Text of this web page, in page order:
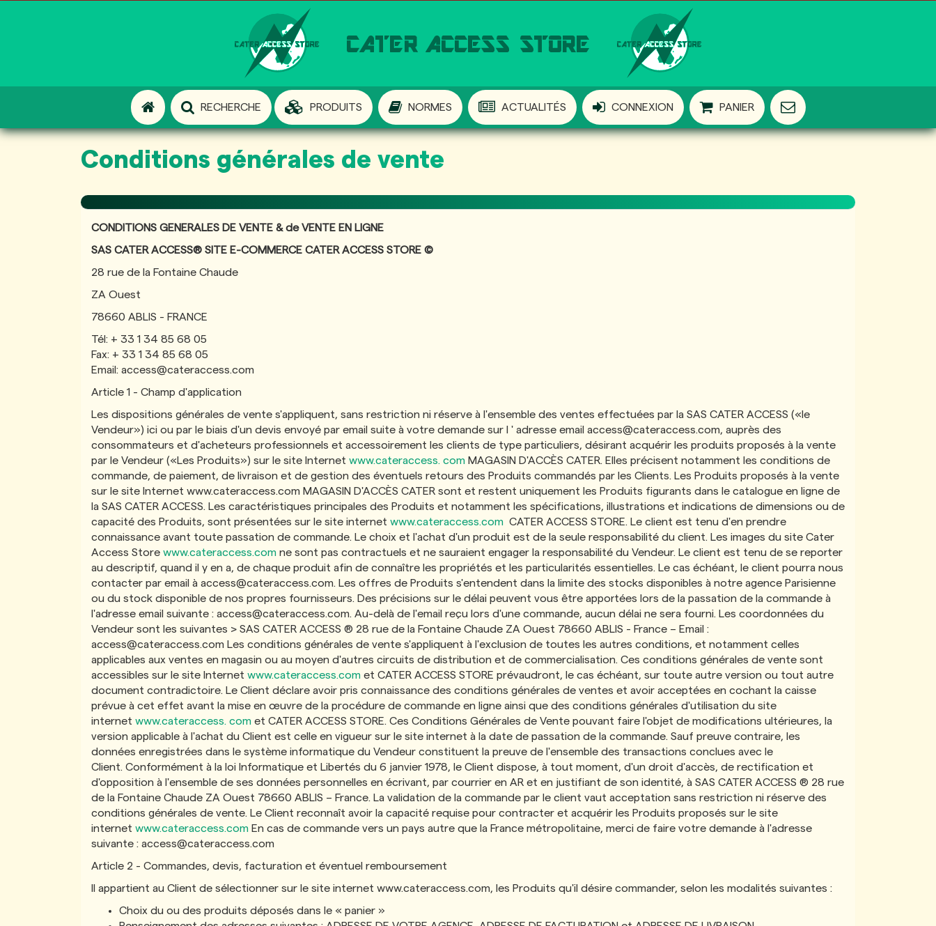
RECHERCHE PRODUITS NORMES ACTUALITÉS CONNEXION PANIER
Conditions générales de vente
CONDITIONS GENERALES DE VENTE & de VENTE EN LIGNE
SAS CATER ACCESS® SITE E-COMMERCE CATER ACCESS STORE ©
28 rue de la Fontaine Chaude
ZA Ouest
78660 ABLIS - FRANCE
Tél: + 33 1 34 85 68 05
Fax: + 33 1 34 85 68 05
Email: access@cateraccess.com
Article 1 - Champ d'application
Les dispositions générales de vente s'appliquent, sans restriction ni réserve à l'ensemble des ventes effectuées par la SAS CATER ACCESS («le
Vendeur») ici ou par le biais d'un devis envoyé par email suite à votre demande sur l ' adresse email access@cateraccess.com, auprès des
consommateurs et d'acheteurs professionnels et accessoirement les clients de type particuliers, désirant acquérir les produits proposés à la vente
par le Vendeur («Les Produits») sur le site Internet www.cateraccess. comMAGASIN D'ACCÈS CATER. Elles précisent notamment les conditions de
commande, de paiement, de livraison et de gestion des éventuels retours des Produits commandés par les Clients. Les Produits proposés à la vente
sur le site Internet www.cateraccess.com MAGASIN D'ACCÈS CATER sont et restent uniquement les Produits figurants dans le catalogue en ligne de
la SAS CATER ACCESS. Les caractéristiques principales des Produits et notamment les spécifications, illustrations et indications de dimensions ou de
capacité des Produits, sont présentées sur le site internet www.cateraccess.comCATER ACCESS STORE. Le client est tenu d'en prendre
connaissance avant toute passation de commande. Le choix et l'achat d'un produit est de la seule responsabilité du client. Les images du site Cater
Access Store www.cateraccess.comne sont pas contractuels et ne sauraient engager la responsabilité du Vendeur. Le client est tenu de se reporter
au descriptif, quand il y en a, de chaque produit afin de connaître les propriétés et les particularités essentielles. Le cas échéant, le client pourra nous
contacter par email à access@cateraccess.com. Les offres de Produits s'entendent dans la limite des stocks disponibles à notre agence Parisienne
ou du stock disponible de nos propres fournisseurs. Des précisions sur le délai peuvent vous être apportées lors de la passation de la commande à
l'adresse email suivante : access@cateraccess.com. Au-delà de l'email reçu lors d'une commande, aucun délai ne sera fourni. Les coordonnées du
Vendeur sont les suivantes > SAS CATER ACCESS ® 28 rue de la Fontaine Chaude ZA Ouest 78660 ABLIS - France – Email :
access@cateraccess.com Les conditions générales de vente s'appliquent à l'exclusion de toutes les autres conditions, et notamment celles
applicables aux ventes en magasin ou au moyen d'autres circuits de distribution et de commercialisation. Ces conditions générales de vente sont
accessibles sur le site Internet www.cateraccess.comet CATER ACCESS STORE prévaudront, le cas échéant, sur toute autre version ou tout autre
document contradictoire. Le Client déclare avoir pris connaissance des conditions générales de ventes et avoir acceptées en cochant la caisse
prévue à cet effet avant la mise en œuvre de la procédure de commande en ligne ainsi que des conditions générales d'utilisation du site
internet www.cateraccess. comet CATER ACCESS STORE. Ces Conditions Générales de Vente pouvant faire l'objet de modifications ultérieures, la
version applicable à l'achat du Client est celle en vigueur sur le site internet à la date de passation de la commande. Sauf preuve contraire, les
données enregistrées dans le système informatique du Vendeur constituent la preuve de l'ensemble des transactions conclues avec le
Client. Conformément à la loi Informatique et Libertés du 6 janvier 1978, le Client dispose, à tout moment, d'un droit d'accès, de rectification et
d'opposition à l'ensemble de ses données personnelles en écrivant, par courrier en AR et en justifiant de son identité, à SAS CATER ACCESS ® 28 rue
de la Fontaine Chaude ZA Ouest 78660 ABLIS – France. La validation de la commande par le client vaut acceptation sans restriction ni réserve des
conditions générales de vente. Le Client reconnaît avoir la capacité requise pour contracter et acquérir les Produits proposés sur le site
internet www.cateraccess.comEn cas de commande vers un pays autre que la France métropolitaine, merci de faire votre demande à l'adresse
suivante : access@cateraccess.com
Article 2 - Commandes, devis, facturation et éventuel remboursement
Il appartient au Client de sélectionner sur le site internet www.cateraccess.com, les Produits qu'il désire commander, selon les modalités suivantes :
Choix du ou des produits déposés dans le « panier »